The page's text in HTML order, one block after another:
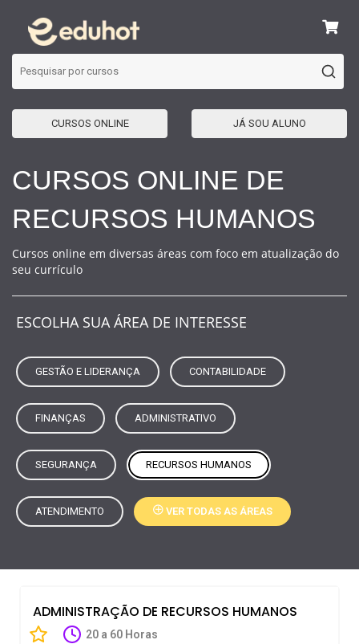
CURSOS ONLINE JÁ SOU ALUNO
CURSOS ONLINE DE
RECURSOS HUMANOS
Cursos online em diversas áreas com foco em atualização do
seu currículo
ESCOLHA SUA ÁREA DE INTERESSE
GESTÃO E LIDERANÇA CONTABILIDADE
FINANÇAS ADMINISTRATIVO
SEGURANÇA RECURSOS HUMANOS
ATENDIMENTO VER TODAS AS ÁREAS
ADMINISTRAÇÃO DE RECURSOS HUMANOS
20 a 60 Horas